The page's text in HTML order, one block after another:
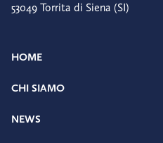
53049 Torrita di Siena (SI)
HOME
CHI SIAMO
NEWS